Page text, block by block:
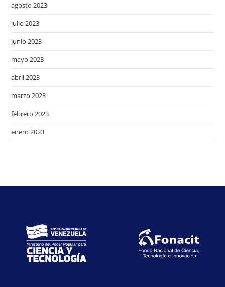
agosto 2023
julio 2023
junio 2023
mayo 2023
abril 2023
marzo 2023
febrero 2023
enero 2023